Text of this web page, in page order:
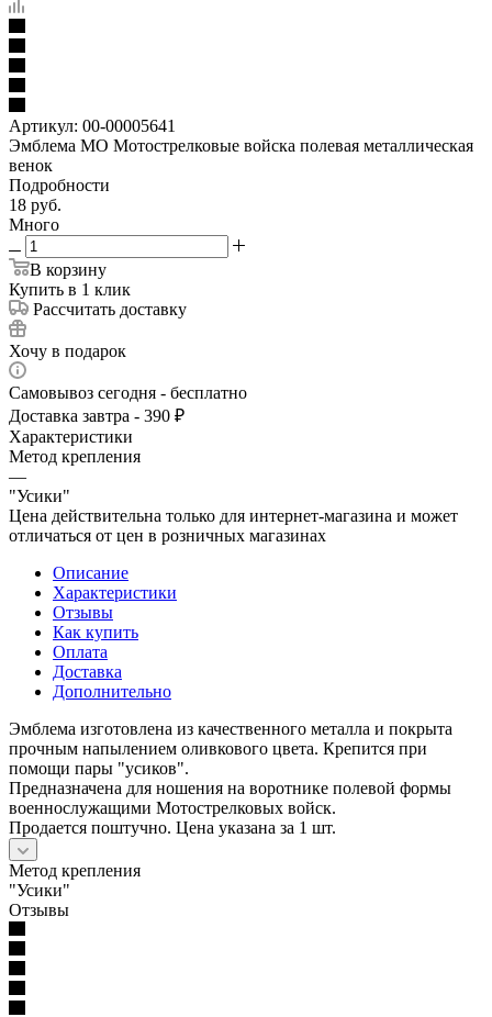
Артикул: 00-00005641
Эмблема МО Мотострелковые войска полевая металлическая
венок
Подробности
18 руб.
Много
В корзину
Купить в 1 клик
Рассчитать доставку
Хочу в подарок
Самовывоз сегодня - бесплатно
Доставка завтра - 390 ₽
Характеристики
Метод крепления
—
"Усики"
Цена действительна только для интернет-магазина и может
отличаться от цен в розничных магазинах
Описание
Характеристики
Отзывы
Как купить
Оплата
Доставка
Дополнительно
Эмблема изготовлена из качественного металла и покрыта
прочным напылением оливкового цвета. Крепится при
помощи пары "усиков".
Предназначена для ношения на воротнике полевой формы
военнослужащими Мотострелковых войск.
Продается поштучно. Цена указана за 1 шт.
Метод крепления
"Усики"
Отзывы